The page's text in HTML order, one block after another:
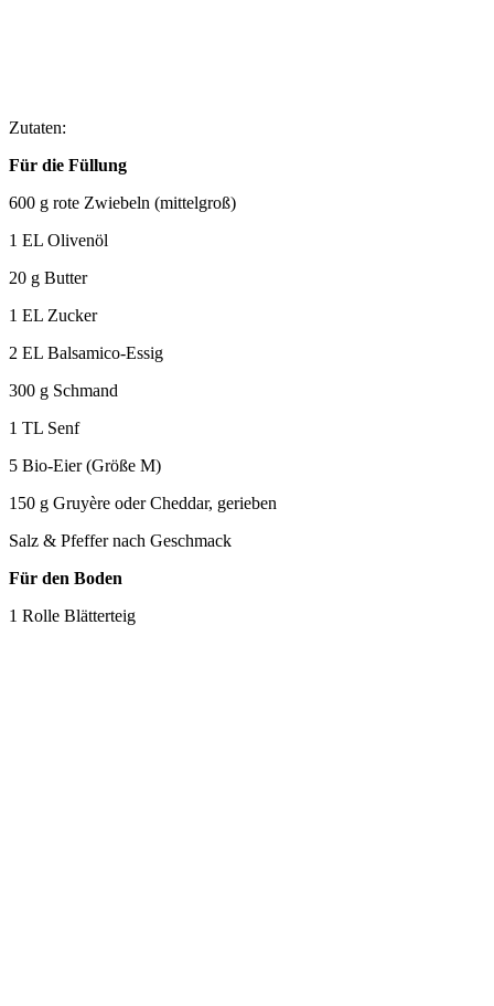
Zutaten:
Für die Füllung
600 g rote Zwiebeln (mittelgroß)
1 EL Olivenöl
20 g Butter
1 EL Zucker
2 EL Balsamico-Essig
300 g Schmand
1 TL Senf
5 Bio-Eier (Größe M)
150 g Gruyère oder Cheddar, gerieben
Salz & Pfeffer nach Geschmack
Für den Boden
1 Rolle Blätterteig